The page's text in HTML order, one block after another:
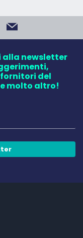
alla newsletter
del
molto altro!